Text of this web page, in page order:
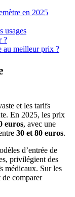
en 2025
usages
?
au meilleur prix ?
et les tarifs
En 2025, les prix
euros, avec une
30 et 80 euros.
d’entrée de
privilégient des
médicaux. Sur les
de comparer